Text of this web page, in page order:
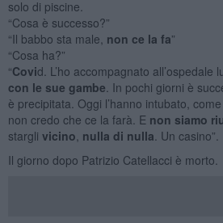
solo di piscine.
“Cosa è successo?”
“Il babbo sta male, non ce la fa”
“Cosa ha?”
“Covid. L’ho accompagnato
con le sue gambe . In pochi giorni è
è precipitata. Oggi l’hanno intubato,
non credo che ce la farà. E non siamo
stargli vicino nulla di nulla . Un casino”.
Il giorno dopo Patrizio Catellacci è morto.